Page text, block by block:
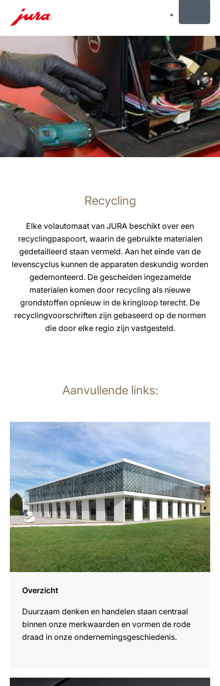
naar
inhoud
Doorgaan
naar
zoeken
Recycling
Elke volautomaat van JURA beschikt over een
recyclingpaspoort, waarin de gebruikte materialen
gedetailleerd staan vermeld. Aan het einde van de
levenscyclus kunnen de apparaten deskundig worden
gedemonteerd. De gescheiden ingezamelde
materialen komen door recycling als nieuwe
grondstoffen opnieuw in de kringloop terecht. De
recyclingvoorschriften zijn gebaseerd op de normen
die door elke regio zijn vastgesteld.
Aanvullende links:
Overzicht
Duurzaam denken en handelen staan centraal
binnen onze merkwaarden en vormen de rode
draad in onze ondernemingsgeschiedenis.